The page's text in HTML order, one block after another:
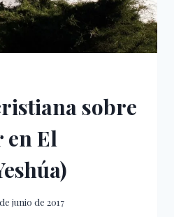
sobre
en El
junio de 2017